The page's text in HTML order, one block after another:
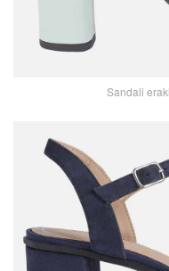
Sandali